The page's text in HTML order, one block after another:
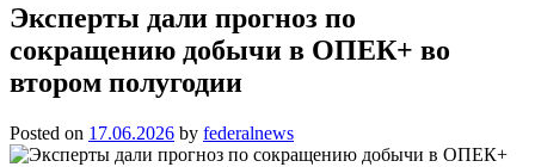
Эксперты дали прогноз по
сокращению добычи в ОПЕК+ во
втором полугодии
Posted on 17.06.2026 by federalnews